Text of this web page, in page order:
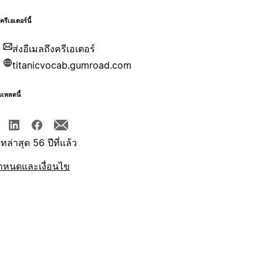
รีเอเตอร์นี้
ส่งอีเมลถึงครีเอเตอร์
titanicvocab.gumroad.com
เพลตนี้
ทล่าสุด 56 ปีที่แล้ว
นดและเงื่อนไข